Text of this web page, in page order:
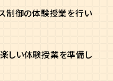
制御の体験授業を行い
しい体験授業を準備し